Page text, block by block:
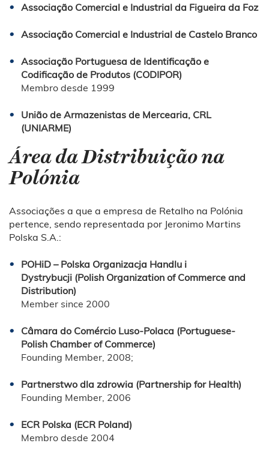
Associação Comercial e Industrial da Figueira da Foz
Associação Comercial e Industrial de Castelo Branco
Associação Portuguesa de Identificação e
Codificação de Produtos (CODIPOR)
Membro desde 1999
União de Armazenistas de Mercearia, CRL
(UNIARME)
Área da Distribuição na
Polónia
Associações a que a empresa de Retalho na Polónia
pertence, sendo representada por Jeronimo Martins
Polska S.A.:
POHiD – Polska Organizacja Handlu i
Dystrybucji (Polish Organization of Commerce and
Distribution)
Member since 2000
Câmara do Comércio Luso-Polaca (Portuguese-
Polish Chamber of Commerce)
Founding Member, 2008;
Partnerstwo dla zdrowia (Partnership for Health)
Founding Member, 2006
ECR Polska (ECR Poland)
Membro desde 2004